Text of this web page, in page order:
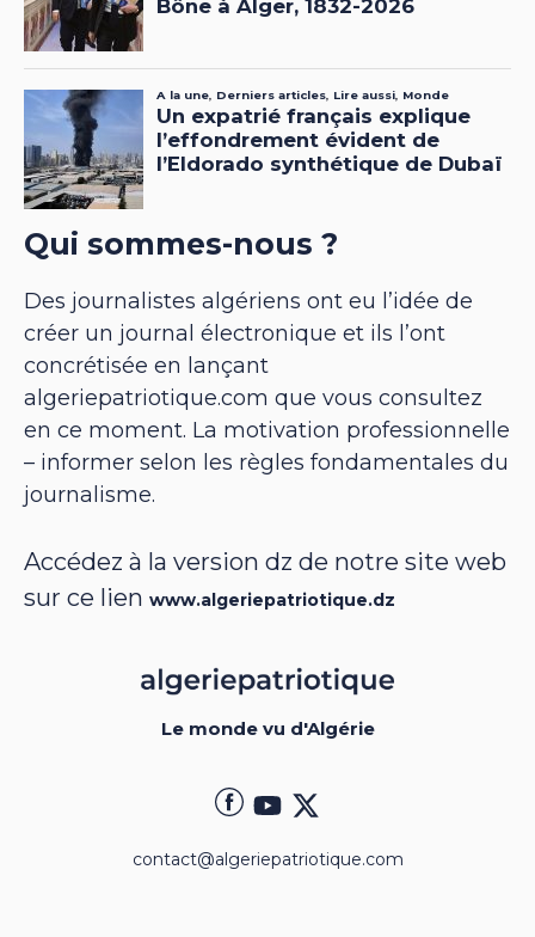
Qui sommes-nous ?
Des journalistes algériens ont eu l’idée de
créer un journal électronique et ils l’ont
concrétisée en lançant
algeriepatriotique.com que vous consultez
en ce moment. La motivation professionnelle
– informer selon les règles fondamentales du
journalisme.
Accédez à la version dz de notre site web
sur ce lien www.algeriepatriotique.dz
Le monde vu d'Algérie
contact@algeriepatriotique.com